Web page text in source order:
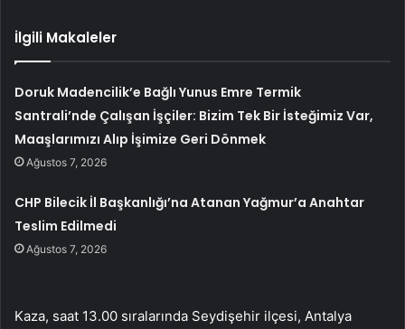
İlgili Makaleler
Doruk Madencilik’e Bağlı Yunus Emre Termik
Santrali’nde Çalışan İşçiler: Bizim Tek Bir İsteğimiz Var,
Maaşlarımızı Alıp İşimize Geri Dönmek
Ağustos 7, 2026
CHP Bilecik İl Başkanlığı’na Atanan Yağmur’a Anahtar
Teslim Edilmedi
Ağustos 7, 2026
Kaza, saat 13.00 sıralarında Seydişehir ilçesi, Antalya